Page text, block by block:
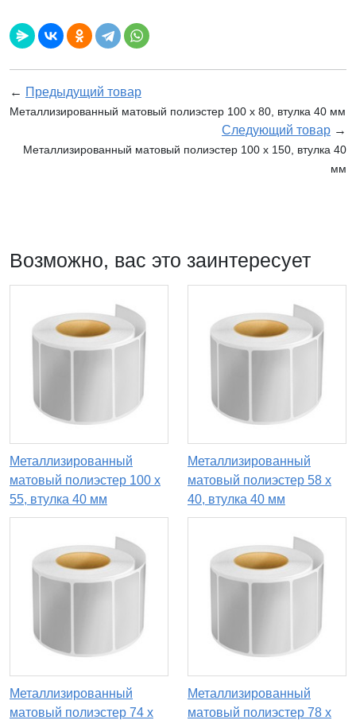
← Предыдущий товар
Металлизированный матовый полиэстер 100 x 80, втулка 40 мм
Следующий товар →
Металлизированный матовый полиэстер 100 x 150, втулка 40
мм
Возможно, вас это заинтересует
Металлизированный
матовый полиэстер 100 x
55, втулка 40 мм
Металлизированный
матовый полиэстер 58 x
40, втулка 40 мм
Металлизированный
матовый полиэстер 74 x
Металлизированный
матовый полиэстер 78 x